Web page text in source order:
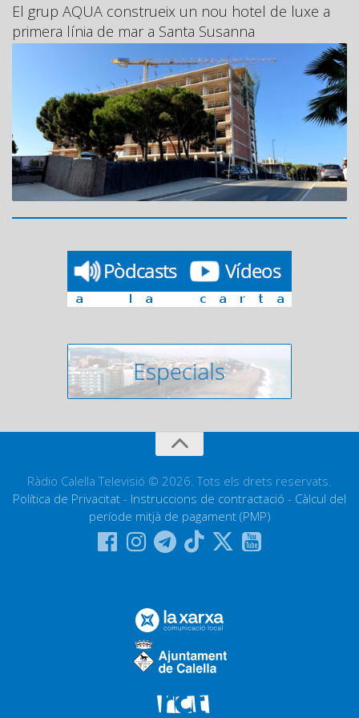
El grup AQUA construeix un nou hotel de luxe a
primera línia de mar a Santa Susanna
Ràdio Calella Televisió © 2026. Tots els drets reservats.
Política de Privacitat - Instruccions de contractació - Càlcul del
període mitjà de pagament (PMP)